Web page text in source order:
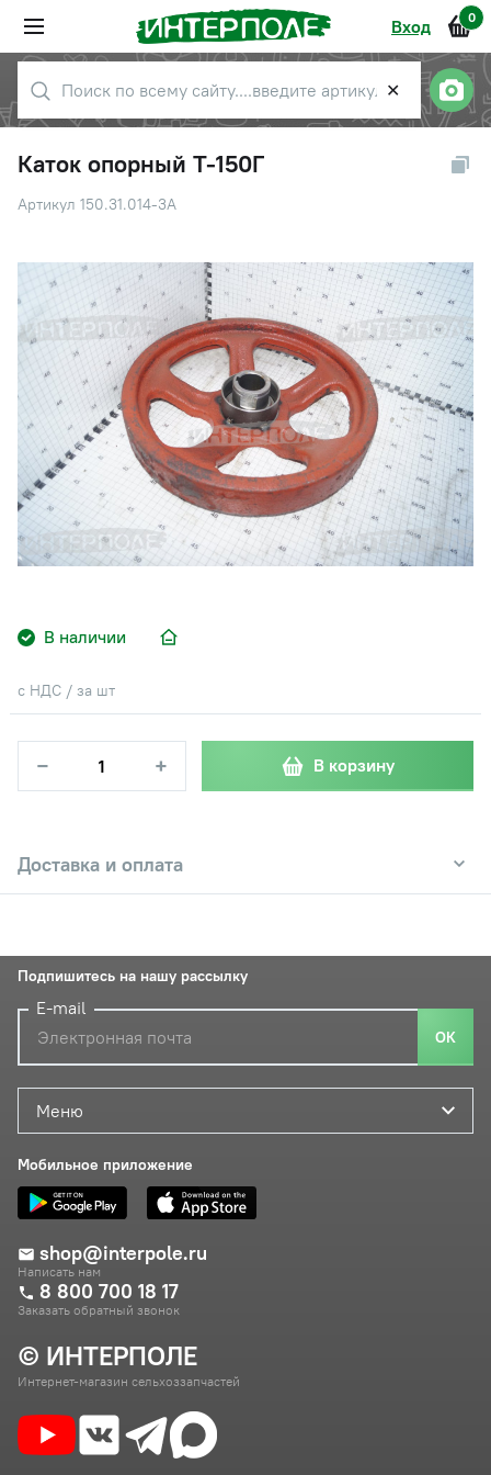
Вход 0
✕
Каток опорный Т-150Г
Артикул 150.31.014-3А
В наличии
с НДС / за шт
− + В корзину
Доставка и оплата
© ИНТЕРПОЛЕ
Интернет-магазин сельхоззапчастей
Меню
Мобильное приложение
shop@interpole.ru
Написать нам
8 800 700 18 17
Заказать обратный звонок
Подпишитесь на нашу рассылку
E-mail
ОК